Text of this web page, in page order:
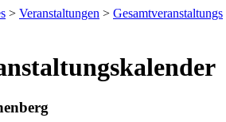
> Veranstaltungen > Gesamtveranstaltungs